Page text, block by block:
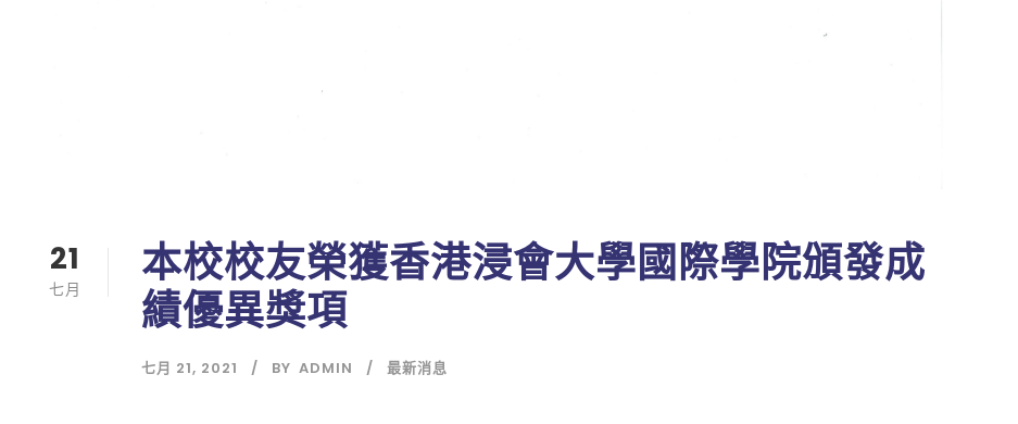
21
七月
本校校友榮獲香港浸會大學國際學院頒發成
績優異獎項
七月 21, 2021 BY ADMIN 最新消息